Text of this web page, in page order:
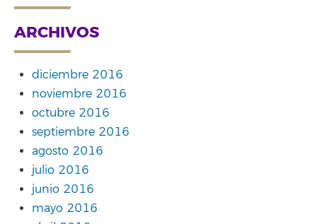
ARCHIVOS
diciembre 2016
noviembre 2016
octubre 2016
septiembre 2016
agosto 2016
julio 2016
junio 2016
mayo 2016